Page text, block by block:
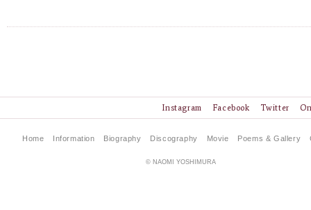
Twitter
Facebook
Instagram
Home Information Biography Discography Movie Poems & Gallery
© NAOMI YOSHIMURA